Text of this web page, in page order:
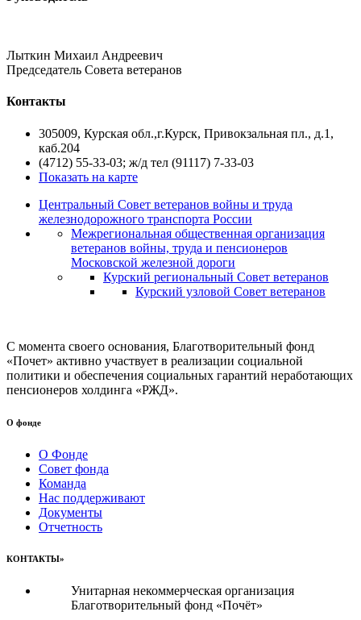
Лыткин Михаил Андреевич
Председатель Совета ветеранов
Контакты
305009, Курская обл.,г.Курск, Привокзальная пл., д.1,
каб.204
(4712) 55-33-03; ж/д тел (91117) 7-33-03
Показать на карте
Центральный Совет ветеранов войны и труда
железнодорожного транспорта России
Межрегиональная общественная организация
ветеранов войны, труда и пенсионеров
Московской железной дороги
Курский региональный Совет ветеранов
Курский узловой Совет ветеранов
С момента своего основания, Благотворительный фонд
«Почет» активно участвует в реализации социальной
политики и обеспечения социальных гарантий неработающих
пенсионеров холдинга «РЖД».
О фонде
О Фонде
Совет фонда
Команда
Нас поддерживают
Документы
Отчетность
КОНТАКТЫ»
Унитарная некоммерческая организация
Благотворительный фонд «Почёт»